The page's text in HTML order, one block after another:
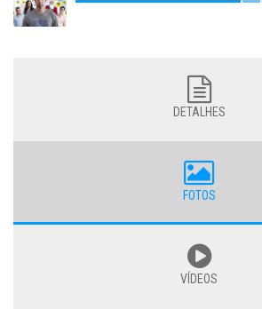
DETALHES
FOTOS
VÍDEOS